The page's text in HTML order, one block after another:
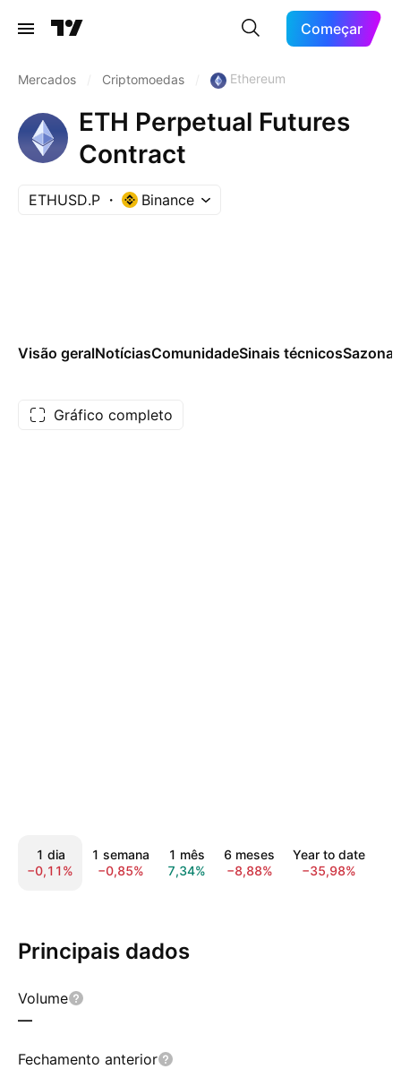
Começar
Mercados Criptomoedas Ethereum
ETH Perpetual Futures
Contract
ETHUSD.P Binance
Visão geralNotíciasComunidadeSinais técnicos
Gráfico completo
1 dia
−0,11%
1 semana
−0,85%
1 mês
7,34%
6 meses
−8,88%
Year to date
−35,98%
Principais dados
Volume
—
Fechamento anterior